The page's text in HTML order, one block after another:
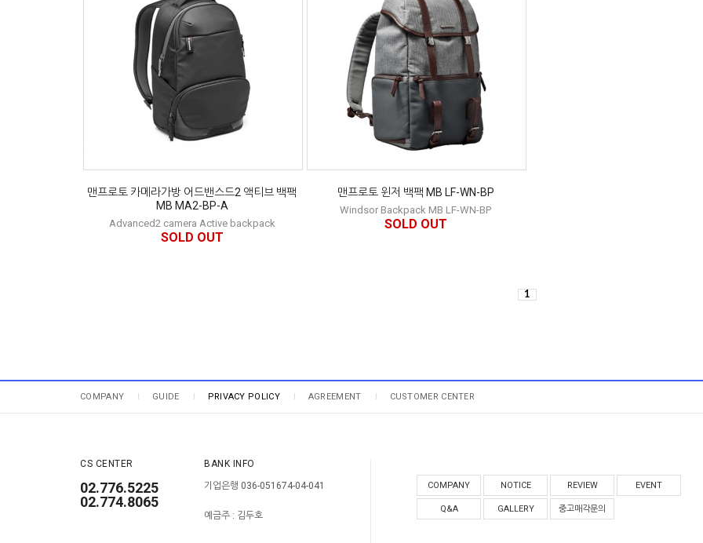
맨프로토 카메라가방 어드밴스드2 액티브 백팩
MB MA2-BP-A
Advanced2 camera Active backpack
SOLD OUT
맨프로토 윈저 백팩 MB LF-WN-BP
Windsor Backpack MB LF-WN-BP
SOLD OUT
1
COMPANY GUIDE PRIVACY POLICY AGREEMENT CUSTOMER CENTER
CS CENTER
02.776.5225
02.774.8065
BANK INFO
기업은행 036-051674-04-041
예금주 : 김두호
COMPANY NOTICE REVIEW EVENT
Q&A GALLERY 중고매각문의